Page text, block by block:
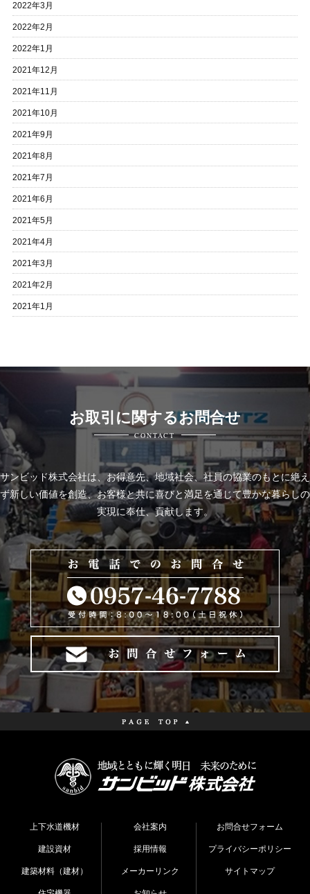
2022年3月
2022年2月
2022年1月
2021年12月
2021年11月
2021年10月
2021年9月
2021年8月
2021年7月
2021年6月
2021年5月
2021年4月
2021年3月
2021年2月
2021年1月
お取引に関するお問合せ
CONTACT
サンビッド株式会社は、お得意先、地域社会、社員の協業のもとに絶え
ず新しい価値を創造、お客様と共に喜びと満足を通じて豊かな暮らしの
実現に奉仕、貢献します。
上下水道機材
建設資材
建築材料（建材）
会社案内
採用情報
メーカーリンク
お問合せフォーム
プライバシーポリシー
サイトマップ